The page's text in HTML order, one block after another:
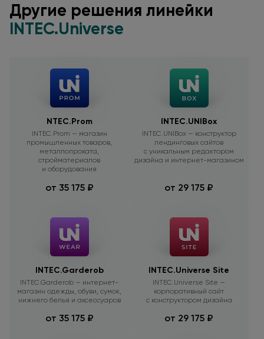
Другие решения линейки
INTEC.Universe
NTEC.Prom
INTEC.Prom — магазин
промышленных товаров,
металлопроката,
стройматериалов
и оборудования
от 35 175 ₽
INTEC.UNIBox
INTEC.UNIBox — конструктор
лендинговых сайтов
с уникальным редактором
дизайна и интернет-магазином
от 29 175 ₽
INTEC.Garderob
INTEC.Garderob — интернет-
магазин одежды, обуви, сумок,
нижнего белья и аксессуаров
от 35 175 ₽
INTEC.Universe Site
INTEC.Universe Site —
корпоративный сайт
с конструктором дизайна
от 29 175 ₽